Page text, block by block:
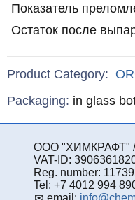
Показатель
Остаток после
Product Category:
Specifications
Packaging: in glass
ООО "ХИМКРАФТ" /
VAT-ID:
Reg. number:
Tel: +7 4012 994
email: